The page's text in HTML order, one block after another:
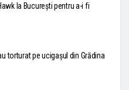
la București pentru a-i fi
torturat pe ucigașul din Grădina